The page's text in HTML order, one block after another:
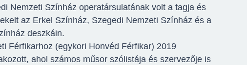
Nemzeti Színház operatársulatának volt a tagja és
az Erkel Színház, Szegedi Nemzeti Színház és a
deszkáin.
Férfikarhoz (egykori Honvéd Férfikar) 2019
ahol számos műsor szólistája és szervezője is